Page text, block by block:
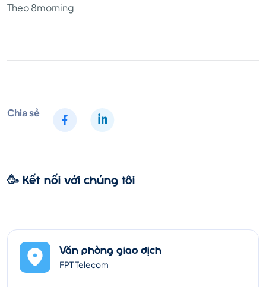
Theo 8morning
Chia sẻ
🥳 Kết nối với chúng tôi
Văn phòng giao dịch
FPT Telecom